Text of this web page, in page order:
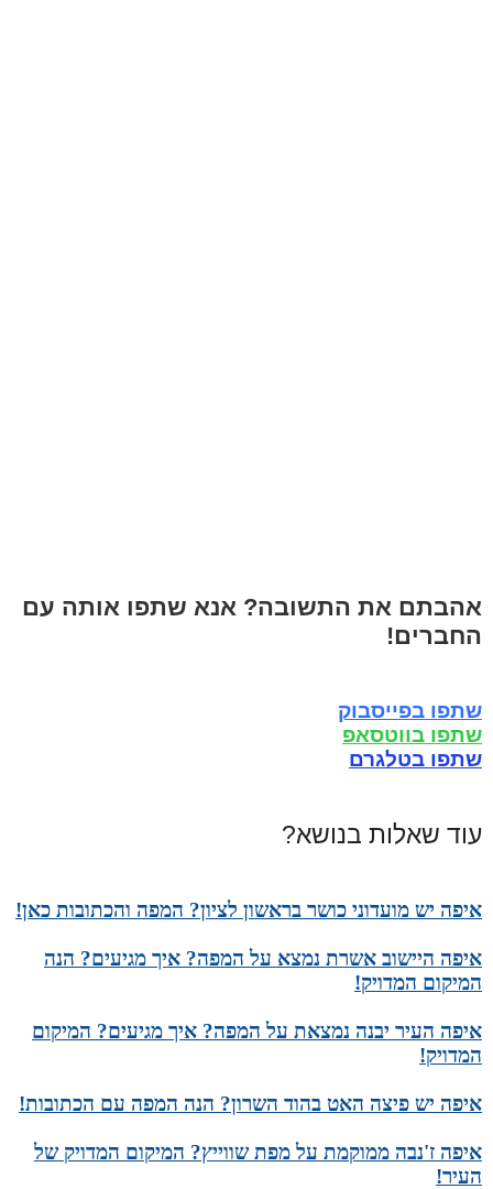
אהבתם את התשובה? אנא שתפו אותה עם
החברים!
שתפו בפייסבוק
שתפו בווטסאפ
שתפו בטלגרם
עוד שאלות בנושא?
איפה יש מועדוני כושר בראשון לציון? המפה והכתובות כאן!
איפה היישוב אשרת נמצא על המפה? איך מגיעים? הנה
המיקום המדויק!
איפה העיר יבנה נמצאת על המפה? איך מגיעים? המיקום
המדויק!
איפה יש פיצה האט בהוד השרון? הנה המפה עם הכתובות!
איפה ז'נבה ממוקמת על מפת שווייץ? המיקום המדויק של
העיר!